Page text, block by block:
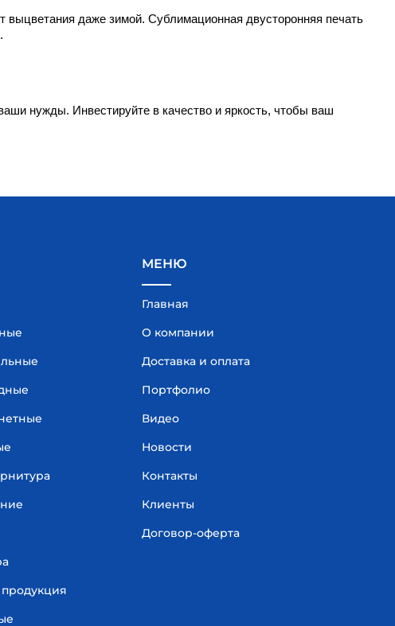
выцветания даже зимой. Сублимационная двусторонняя печать
нужды. Инвестируйте в качество и яркость, чтобы ваш
МЕНЮ
Главная
О компании
Доставка и оплата
Портфолио
Видео
Новости
Контакты
Клиенты
Договор-оферта